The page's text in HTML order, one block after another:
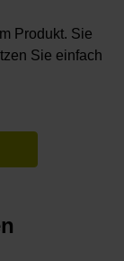
Produkt. Sie
Sie einfach